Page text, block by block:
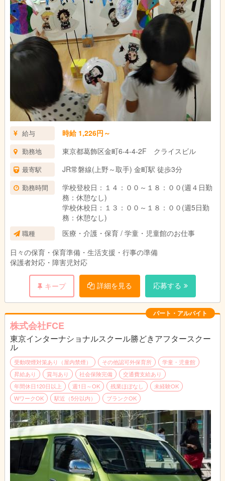
給与 時給 1,226円～
勤務地 東京都葛飾区金町6-4-4-2F クライスビル
最寄駅 JR常磐線(上野～取手) 金町駅 徒歩3分
勤務時間
学校登校日：１４：００～１８：００(週４日勤
務：休憩なし)
学校休校日：１３：００～１８：００(週5日勤
務：休憩なし)
職種
医療・介護・保育 / 学童・児童館のお仕事
日々の保育・保育準備・生活支援・行事の準備
保護者対応・障害児対応
キープ 詳細を見る 応募する
パート・アルバイト
株式会社FCE
東京インターナショナルスクール勝どきアフタースクー
ル
受動喫煙対策あり（屋内禁煙） その他認可外保育所
学童・児童館
昇給あり
賞与あり 社会保険完備
交通費支給あり
年間休日120日以上
週1日～OK 残業ほぼなし
未経験OK
WワークOK
駅近（5分以内） ブランクOK